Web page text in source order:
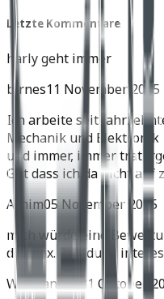
Letzte Kommentare
harly geht immer
birnes11 November 2025
Ich arbeite seit
Mechanik und Elektronik
und immer, immer trat
Gut dass ich da nicht auf
Achim05 November 2025
mich würde eine
die max. Zuladung
Wolfgang H.31 Oktober